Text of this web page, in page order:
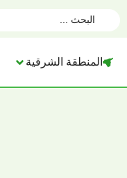
المنطقة الشرقية